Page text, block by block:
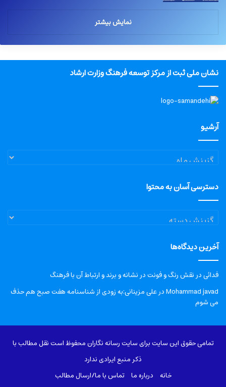
نمایش بیشتر
نشان ملی ثبت از مرکز توسعه فرهنگ وزارت ارشاد
آرشیو
آرشیو
دسترسی آسان به محتوا
دسترسی
آسان
محتوا
آخرین دیدگاه‌ها
فدائیدرنقش رنگ و فونت در نشانه و برند و ارتباط آن با فرهنگ
Mohammad javadدرعلی مزینانی:به زودی از شناسنامه هفت صبح هم حذف
می شوم
تمامی حقوق این سایت برای سایت رسانه نگاران محفوظ است نقل مطالب با
ذکر منبع ایرادی ندارد
خانه
درباره‌ ما تماس با ما/ارسال مطالب